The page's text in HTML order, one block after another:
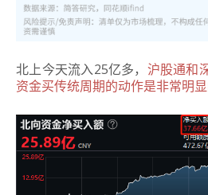
北上今天流入25亿多， 沪股通和
资金买传统周期的动作是非常明显